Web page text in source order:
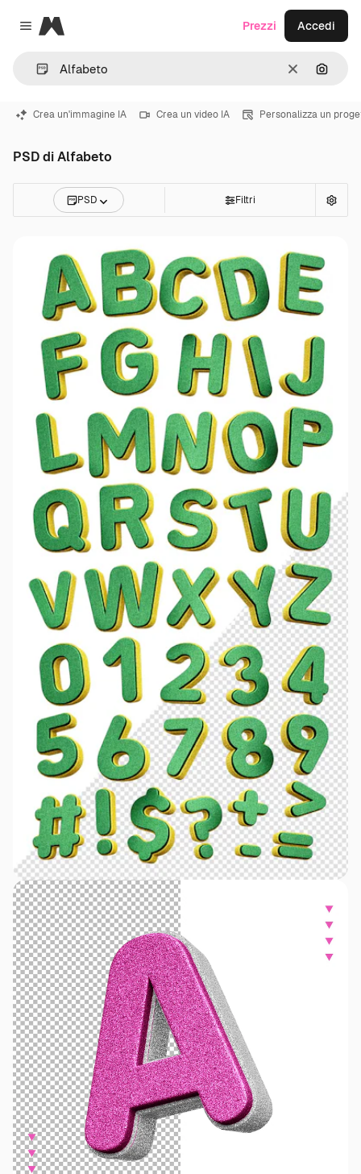
Close menu
Magnific
CancellaCerca
Prezzi Accedi
Crea un'immagine IA Crea un video IA Personalizza un
PSD di Alfabeto
PSD Filtri